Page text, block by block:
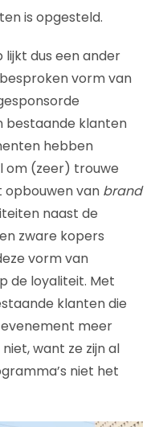
is opgesteld.
dus een ander
vorm van
klanten
hebben
om (zeer) trouwe
opbouwen van brand
naast de
zware kopers
vorm van
de loyaliteit. Met
klanten die
meer
want ze zijn al
niet het